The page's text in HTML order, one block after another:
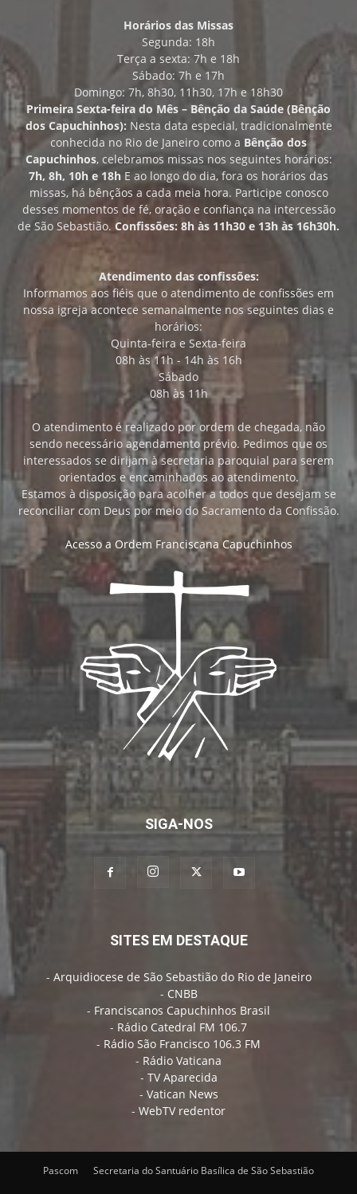
Horários das Missas
Segunda: 18h
Terça a sexta: 7h e 18h
Sábado: 7h e 17h
Domingo: 7h, 8h30, 11h30, 17h e 18h30
Primeira Sexta-feira do Mês – Bênção da Saúde (Bênção
dos Capuchinhos): Nesta data especial, tradicionalmente
conhecida no Rio de Janeiro como a Bênção dos
Capuchinhos, celebramos missas nos seguintes horários:
7h, 8h, 10h e 18h E ao longo do dia, fora os horários das
missas, há bênçãos a cada meia hora. Participe conosco
desses momentos de fé, oração e confiança na intercessão
de São Sebastião. Confissões: 8h às 11h30 e 13h às 16h30h.
Atendimento das confissões:
Informamos aos fiéis que o atendimento de confissões em
nossa igreja acontece semanalmente nos seguintes dias e
horários:
Quinta-feira e Sexta-feira
08h às 11h - 14h às 16h
Sábado
08h às 11h
O atendimento é realizado por ordem de chegada, não
sendo necessário agendamento prévio. Pedimos que os
interessados se dirijam à secretaria paroquial para serem
orientados e encaminhados ao atendimento.
Estamos à disposição para acolher a todos que desejam se
reconciliar com Deus por meio do Sacramento da Confissão.
Acesso a Ordem Franciscana Capuchinhos
SIGA-NOS
SITES EM DESTAQUE
- Arquidiocese de São Sebastião do Rio de Janeiro
- CNBB
- Franciscanos Capuchinhos Brasil
- Rádio Catedral FM 106.7
- Rádio São Francisco 106.3 FM
- Rádio Vaticana
- TV Aparecida
- Vatican News
- WebTV redentor
Pascom Secretaria do Santuário Basílica de São Sebastião